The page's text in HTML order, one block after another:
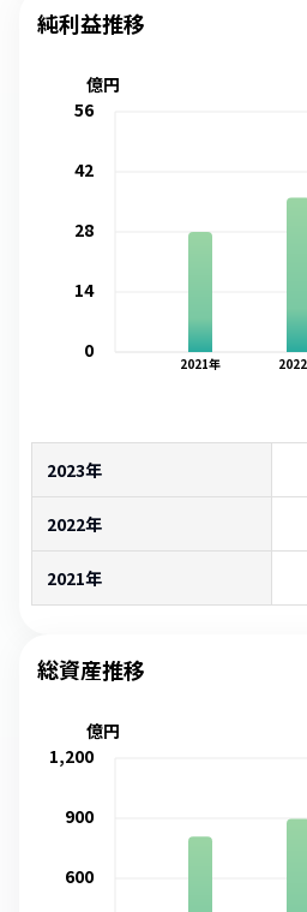
純利益推移
2021年 2022
0
14
28
42
56
億円
2023年
2022年
2021年
総資産推移
600
900
1,200
億円